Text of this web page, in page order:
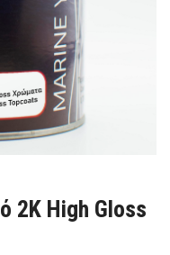
2Κ High Gloss